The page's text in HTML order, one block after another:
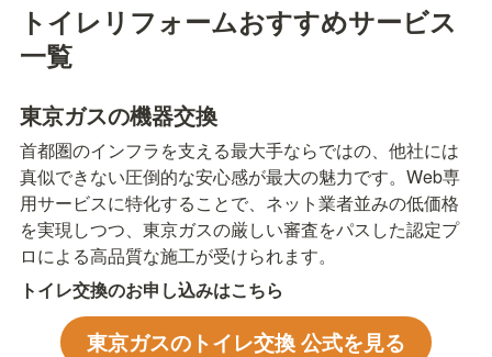
トイレリフォームおすすめサービス
一覧
東京ガスの機器交換
首都圏のインフラを支える最大手ならではの、他社には
真似できない圧倒的な安心感が最大の魅力です。Web専
用サービスに特化することで、ネット業者並みの低価格
を実現しつつ、東京ガスの厳しい審査をパスした認定プ
ロによる高品質な施工が受けられます。
トイレ交換のお申し込みはこちら
東京ガスのトイレ交換 公式を見る